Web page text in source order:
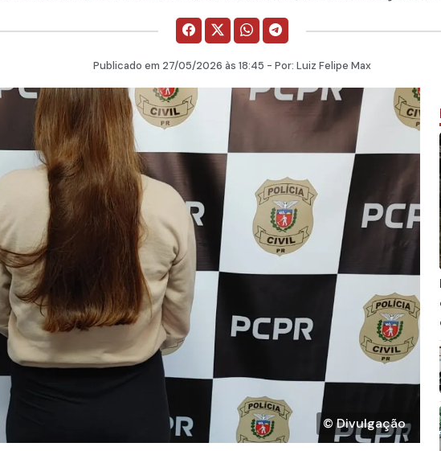
Publicado em 27/05/2026 às 18:45 - Por: Luiz Felipe Max
© Divulgação